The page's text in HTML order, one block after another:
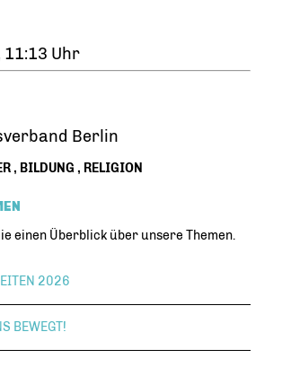
11:13 Uhr
Berlin
, BILDUNG , RELIGION
einen Überblick über unsere Themen.
2026
BEWEGT!